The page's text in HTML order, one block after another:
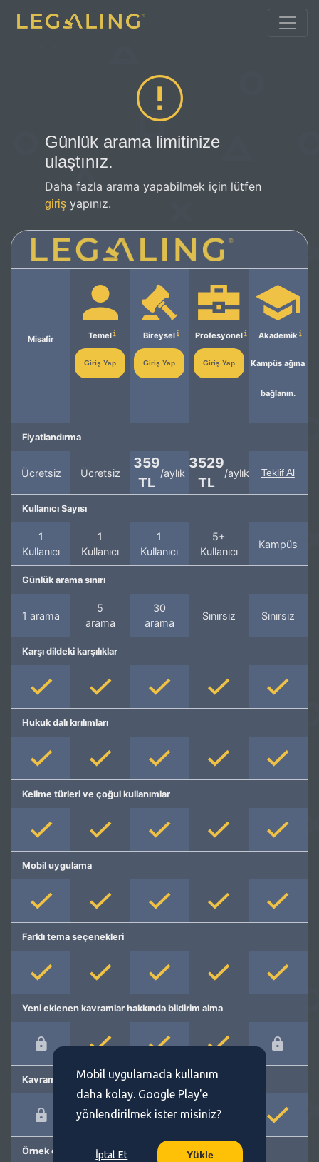
Günlük arama limitinize
ulaştınız.
Daha fazla arama yapabilmek için lütfen
giriş yapınız.
Misafir Temel
Giriş Yap
Bireysel
Giriş Yap
Profesyonel
Giriş Yap
Akademik
Kampüs ağına
bağlanın.
Fiyatlandırma
Ücretsiz Ücretsiz
359
TL
/aylık
3529
TL
/aylık Teklif Al
Kullanıcı Sayısı
1
Kullanıcı
1
Kullanıcı
1
Kullanıcı
5+
Kullanıcı
Kampüs
Günlük arama sınırı
1 arama
5
arama
30
arama
Sınırsız Sınırsız
Karşı dildeki karşılıklar
Hukuk dalı kırılımları
Kelime türleri ve çoğul kullanımlar
Mobil uygulama
Farklı tema seçenekleri
Yeni eklenen kavramlar hakkında bildirim alma
Kavram önerme
Örnek cümleler
Mobil uygulamada kullanım
daha kolay. Google Play'e
yönlendirilmek ister misiniz?
İptal Et Yükle